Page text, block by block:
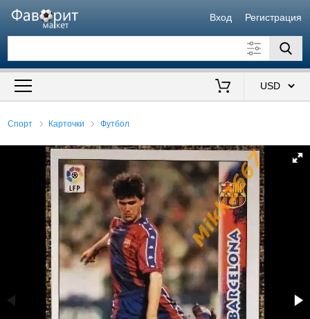
Вход Регистрация
Искать также в описании
Спорт Карточки Футбол